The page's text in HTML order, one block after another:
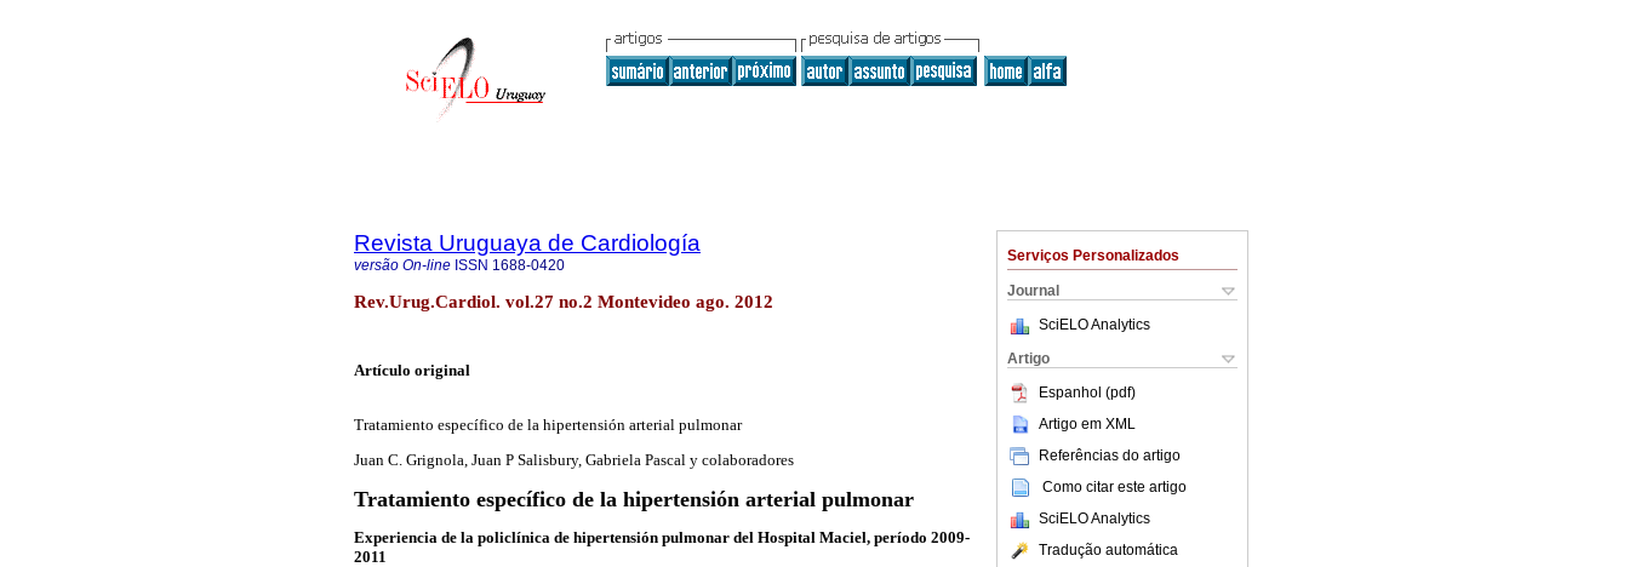
Serviços Personalizados
Journal
SciELO Analytics
Artigo
Espanhol (pdf)
Artigo em XML
Referências do artigo
Como citar este artigo
SciELO Analytics
Tradução automática
Revista Uruguaya de Cardiología
versão On-line ISSN 1688-0420
Rev.Urug.Cardiol. vol.27 no.2 Montevideo ago. 2012
Artículo original
Tratamiento específico de la hipertensión arterial pulmonar
Juan C. Grignola, Juan P Salisbury, Gabriela Pascal y colaboradores
Tratamiento específico de la hipertensión arterial pulmonar
Experiencia de la policlínica de hipertensión pulmonar del Hospital Maciel, período 2009-
2011